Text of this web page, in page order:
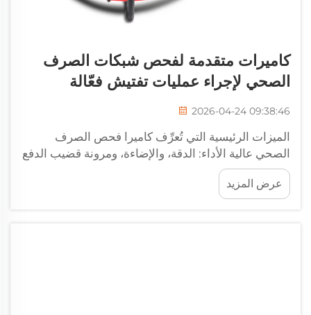
كاميرات متقدمة لفحص شبكات الصرف
الصحي لإجراء عمليات تفتيش فعّالة
2026-04-24 09:38:46
الميزات الرئيسية التي تُعرِّف كاميرا فحص الصرف
الصحي عالية الأداء: الدقة، والإضاءة، ومرونة قضيب الدفع
فيه التشققات المجهرية والاندفاعات الجذرية التي تفوتها
الكاميرات القياسية، ما يمكِّن من التشخيص الدقيق...
عرض المزيد